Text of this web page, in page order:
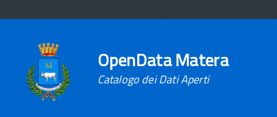
OpenData Matera
Catalogo dei Dati Aperti